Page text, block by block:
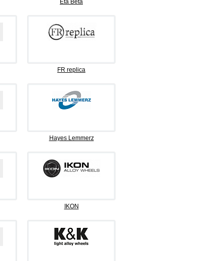
Eta Beta
FR replica
Hayes Lemmerz
IKON